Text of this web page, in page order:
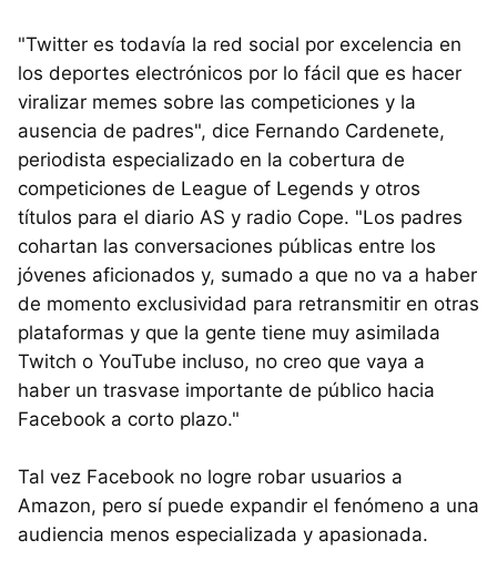
"Twitter es todavía la red social por excelencia en
los deportes electrónicos por lo fácil que es hacer
viralizar memes sobre las competiciones y la
ausencia de padres", dice Fernando Cardenete,
periodista especializado en la cobertura de
competiciones de League of Legends y otros
títulos para el diario AS y radio Cope. "Los padres
cohartan las conversaciones públicas entre los
jóvenes aficionados y, sumado a que no va a haber
de momento exclusividad para retransmitir en otras
plataformas y que la gente tiene muy asimilada
Twitch o YouTube incluso, no creo que vaya a
haber un trasvase importante de público hacia
Facebook a corto plazo."
Tal vez Facebook no logre robar usuarios a
Amazon, pero sí puede expandir el fenómeno a una
audiencia menos especializada y apasionada.